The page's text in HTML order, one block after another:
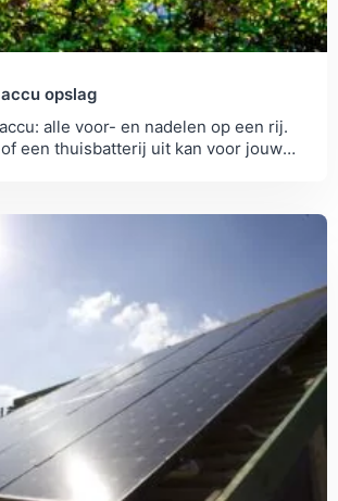
opslag
alle voor- en nadelen op een rij.
een thuisbatterij uit kan voor jouw